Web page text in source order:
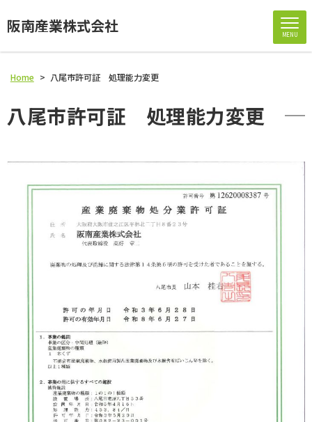
阪南産業株式会社 MENU
Home > 八尾市許可証 処理能力変更
八尾市許可証 処理能力変更